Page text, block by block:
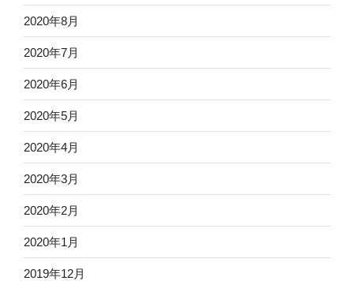
2020年8月
2020年7月
2020年6月
2020年5月
2020年4月
2020年3月
2020年2月
2020年1月
2019年12月